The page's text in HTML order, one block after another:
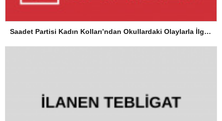
Saadet Partisi Kadın Kolları’ndan Okullardaki Olaylarla İlgili Basın Açıklaması